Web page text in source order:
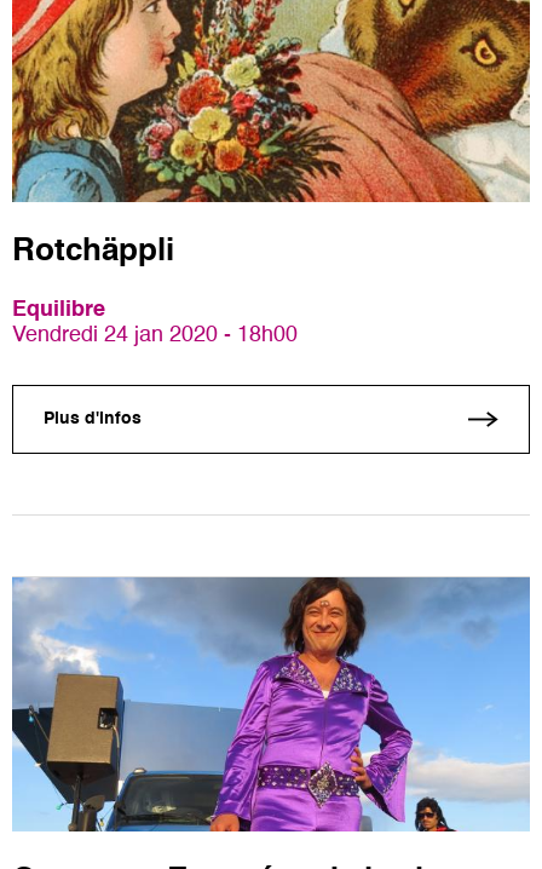
Rotchäppli
Equilibre
Vendredi 24 jan 2020 - 18h00
Plus d'infos